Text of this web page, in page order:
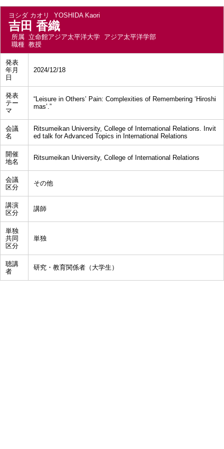
ヨシダ カオリ YOSHIDA Kaori
吉田 香織
所属 立命館アジア太平洋大学 アジア太平洋学部
職種 教授
発表
年月
日
2024/12/18
発表
テー
マ
“Leisure in Others’ Pain: Complexities of Remembering ‘Hiroshi
mas’.”
会議
名
Ritsumeikan University, College of International Relations. Invit
ed talk for Advanced Topics in International Relations
開催
地名
Ritsumeikan University, College of International Relations
会議
区分
その他
講演
区分
講師
単独
共同
区分
単独
聴講
者
研究・教育関係者（大学生）